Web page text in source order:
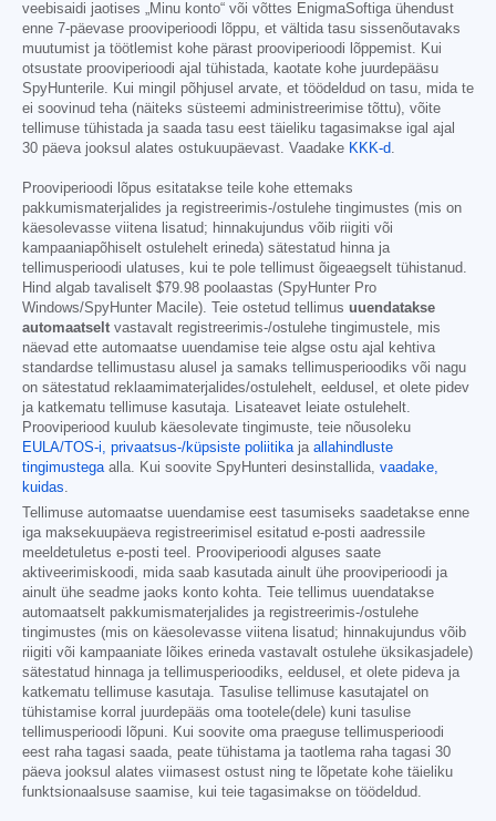
veebisaidi jaotises „Minu konto“ või võttes EnigmaSoftiga ühendust
enne 7-päevase prooviperioodi lõppu, et vältida tasu sissenõutavaks
muutumist ja töötlemist kohe pärast prooviperioodi lõppemist. Kui
otsustate prooviperioodi ajal tühistada, kaotate kohe juurdepääsu
SpyHunterile. Kui mingil põhjusel arvate, et töödeldud on tasu, mida te
ei soovinud teha (näiteks süsteemi administreerimise tõttu), võite
tellimuse tühistada ja saada tasu eest täieliku tagasimakse igal ajal
30 päeva jooksul alates ostukuupäevast. Vaadake KKK-d.
Prooviperioodi lõpus esitatakse teile kohe ettemaks
pakkumismaterjalides ja registreerimis-/ostulehe tingimustes (mis on
käesolevasse viitena lisatud; hinnakujundus võib riigiti või
kampaaniapõhiselt ostulehelt erineda) sätestatud hinna ja
tellimusperioodi ulatuses, kui te pole tellimust õigeaegselt tühistanud.
Hind algab tavaliselt $79.98 poolaastas (SpyHunter Pro
Windows/SpyHunter Macile). Teie ostetud tellimus uuendatakse
automaatselt vastavalt registreerimis-/ostulehe tingimustele, mis
näevad ette automaatse uuendamise teie algse ostu ajal kehtiva
standardse tellimustasu alusel ja samaks tellimusperioodiks või nagu
on sätestatud reklaamimaterjalides/ostulehelt, eeldusel, et olete pidev
ja katkematu tellimuse kasutaja. Lisateavet leiate ostulehelt.
Prooviperiood kuulub käesolevate tingimuste, teie nõusoleku
EULA/TOS-i, privaatsus-/küpsiste poliitikaja allahindluste
tingimustegaalla. Kui soovite SpyHunteri desinstallida, vaadake,
kuidas.
Tellimuse automaatse uuendamise eest tasumiseks saadetakse enne
iga maksekuupäeva registreerimisel esitatud e-posti aadressile
meeldetuletus e-posti teel. Prooviperioodi alguses saate
aktiveerimiskoodi, mida saab kasutada ainult ühe prooviperioodi ja
ainult ühe seadme jaoks konto kohta. Teie tellimus uuendatakse
automaatselt pakkumismaterjalides ja registreerimis-/ostulehe
tingimustes (mis on käesolevasse viitena lisatud; hinnakujundus võib
riigiti või kampaaniate lõikes erineda vastavalt ostulehe üksikasjadele)
sätestatud hinnaga ja tellimusperioodiks, eeldusel, et olete pideva ja
katkematu tellimuse kasutaja. Tasulise tellimuse kasutajatel on
tühistamise korral juurdepääs oma tootele(dele) kuni tasulise
tellimusperioodi lõpuni. Kui soovite oma praeguse tellimusperioodi
eest raha tagasi saada, peate tühistama ja taotlema raha tagasi 30
päeva jooksul alates viimasest ostust ning te lõpetate kohe täieliku
funktsionaalsuse saamise, kui teie tagasimakse on töödeldud.